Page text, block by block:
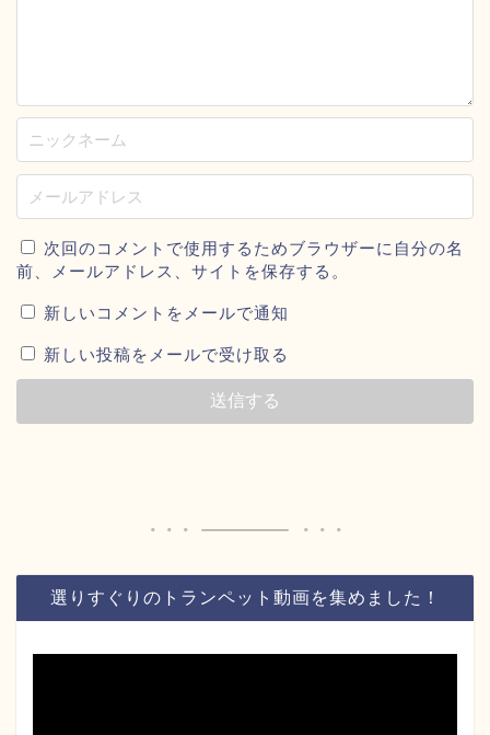
次回のコメントで使用するためブラウザーに自分の名
前、メールアドレス、サイトを保存する。
新しいコメントをメールで通知
新しい投稿をメールで受け取る
選りすぐりのトランペット動画を集めました！